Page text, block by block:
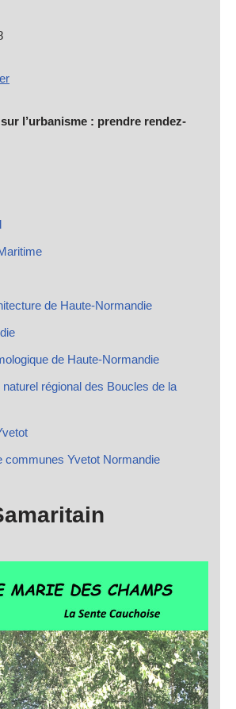
l’urbanisme : prendre rendez-
de Haute-Normandie
de Haute-Normandie
régional des Boucles de la
communes Yvetot Normandie